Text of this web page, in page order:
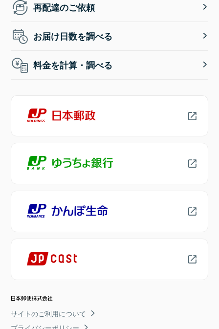
再配達のご依頼
お届け日数を調べる
料金を計算・調べる
サイトのご利用について